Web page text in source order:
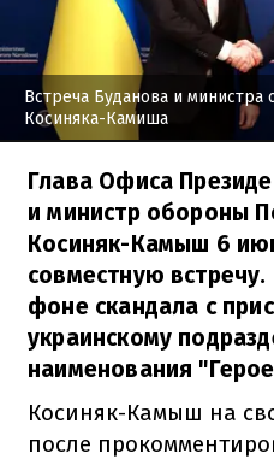
Встреча Буданова и
Косиняка-Камиша
Глава Офиса
и министр обороны
Косиняк-Камыш 6
совместную
фоне скандала с
украинскому
наименования
Косиняк-Камыш на
после